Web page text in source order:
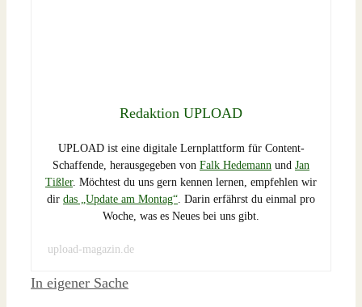
Redaktion UPLOAD
UPLOAD ist eine digitale Lernplattform für Content-
Schaffende, herausgegeben von Falk Hedemann und Jan
Tißler. Möchtest du uns gern kennen lernen, empfehlen wir
dir das „Update am Montag“. Darin erfährst du einmal pro
Woche, was es Neues bei uns gibt.
upload-magazin.de
Schlagwörter
In eigener Sache